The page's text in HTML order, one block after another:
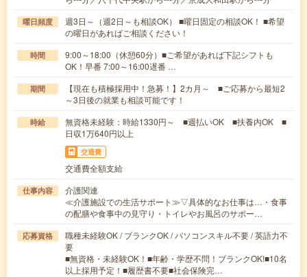
曜日頻度
週3日～（週2日～も相談OK） ■曜日固定の相談OK！ ■希望
の曜日があればご相談ください！
時間
9:00～18:00（休憩60分）■ご希望があれば下記シフトも
OK！早番 7:00～16:00遅番 …
期間
【現在も積極採用中！急募！】2カ月～ ■ご応募から最短2
～3日後の就業も相談可能です！
時給
無資格未経験：時給1330円～ ■週払いOK ■扶養内OK ■
日収1万640円以上
交通費
交通費全額支給
仕事内容
介護関連
≪介護施設での生活サポート≫▽具体的なお仕事は…・食事
の配膳や食事中の見守り・トイレやお風呂のサポー…
応募資格
職種未経験OK / ブランクOK / パソコンスキル不要 / 英語力不
要
■無資格・未経験OK！■年齢・学歴不問！ブランクOK!■10名
以上採用予定！■履歴書不要■社会保険完…